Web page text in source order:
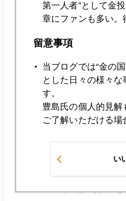
2012年09月24日
2012年09月20日 お
2012年09月14日
第一人者”として金
章にファンも多い。
留意事項
当ブログでは“金の
とした日々の様々
す。
豊島氏の個人的見解
ご了解いただける場
い